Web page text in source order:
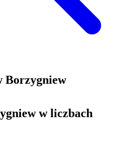
Borzygniew
w liczbach